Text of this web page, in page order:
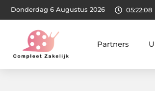
Donderdag 6 Augustus 2026 05:22:09
Partners